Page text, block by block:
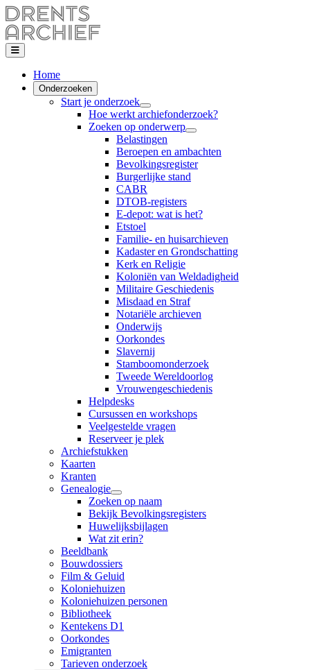
Home
Onderzoeken
Start je onderzoek
Hoe werkt archiefonderzoek?
Zoeken op onderwerp
Belastingen
Beroepen en ambachten
Bevolkingsregister
Burgerlijke stand
CABR
DTOB-registers
E-depot: wat is het?
Etstoel
Familie- en huisarchieven
Kadaster en Grondschatting
Kerk en Religie
Koloniën van Weldadigheid
Militaire Geschiedenis
Misdaad en Straf
Notariële archieven
Onderwijs
Oorkondes
Slavernij
Stamboomonderzoek
Tweede Wereldoorlog
Vrouwengeschiedenis
Helpdesks
Cursussen en workshops
Veelgestelde vragen
Reserveer je plek
Archiefstukken
Kaarten
Kranten
Genealogie
Zoeken op naam
Bekijk Bevolkingsregisters
Huwelijksbijlagen
Wat zit erin?
Beeldbank
Bouwdossiers
Film & Geluid
Koloniehuizen
Koloniehuizen personen
Bibliotheek
Kentekens D1
Oorkondes
Emigranten
Tarieven onderzoek